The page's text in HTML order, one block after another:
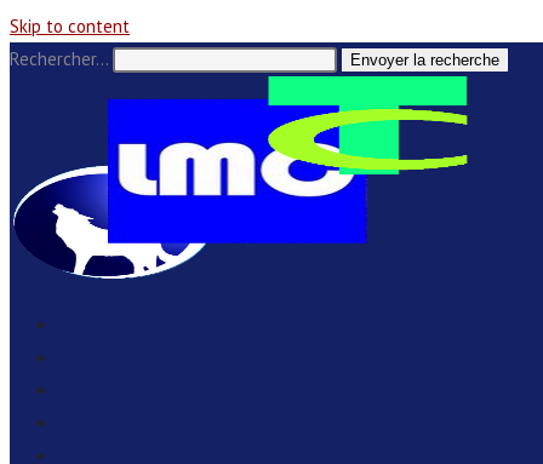
Skip to content
Rechercher…
Envoyer la recherche